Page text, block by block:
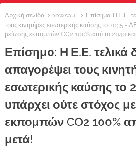
Αρχική σελίδα newspull
Επίσημο: Η Ε.Ε.
τους κινητήρες εσωτερικής καύσης το 2035 -
μείωσης εκπομπών CO2 100% από το 2040
Επίσημο: Η Ε.Ε. τελικά
απαγορέψει τους
εσωτερικής καύσης το
υπάρχει ούτε στόχος
εκπομπών CO2 100%
μετά!